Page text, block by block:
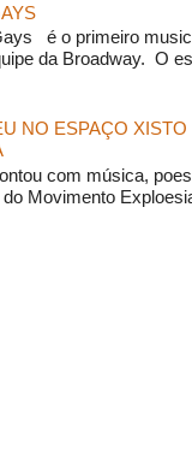
é o primeiro
da Broadway. O
NO ESPAÇO
com música,
Movimento